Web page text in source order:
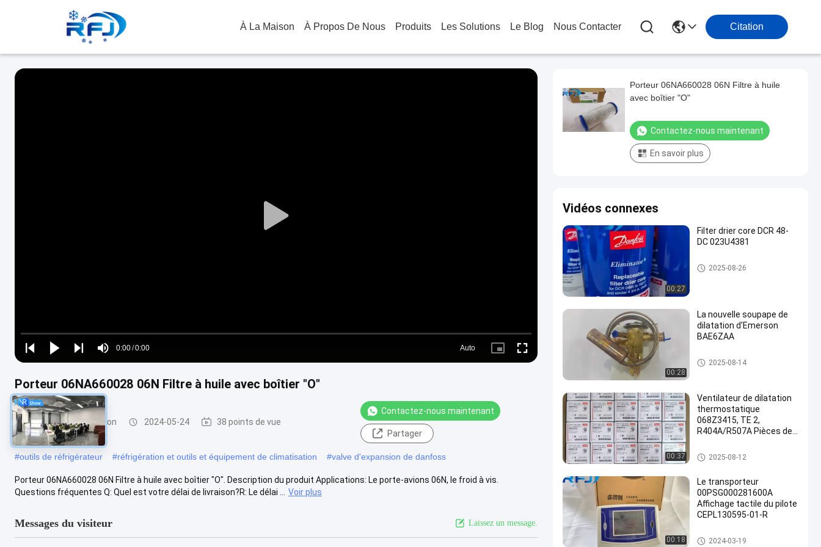
À La Maison À Propos De Nous Produits Les Solutions Le Blog Nous Contacter Citation
Play
Play
Play
Play
Mute
Time
0:00/0:00
Loaded:
0%
Auto
Picture- Fullscreen
Porteur 06NA660028 06N Filtre à huile avec boîtier "O"
Pièces de réfrigération 2024-05-24 38 points de vue
Contactez-nous maintenant
Partager
#outils de réfrigérateur #réfrigération et outils et équipement de climatisation #valve d'expansion de danfoss
Porteur 06NA660028 06N Filtre à huile avec boîtier "O". Description du produit Applications: Le porte-avions 06N, le froid à vis.
Questions fréquentes Q: Quel est votre délai de livraison?R: Le délai ...
Voir plus
Messages du visiteur Laissez un message.
Porteur 06NA660028 06N Filtre à huile
avec boîtier "O"
Contactez-nous maintenant
En savoir plus
Vidéos connexes
00:27
Filter drier core DCR 48-
DC 023U4381
Pièces de réfrigération
2025-08-26
00:28
La nouvelle soupape de
dilatation d'Emerson
BAE6ZAA
Pièces de réfrigération
2025-08-14
00:37
Ventilateur de dilatation
thermostatique
068Z3415, TE 2,
R404A/R507A Pièces de
Pièces de réfrigération
2025-08-12
00:18
Le transporteur
00PSG000281600A
Affichage tactile du pilote
CEPL130595-01-R
Pièces de réfrigération
2024-03-19